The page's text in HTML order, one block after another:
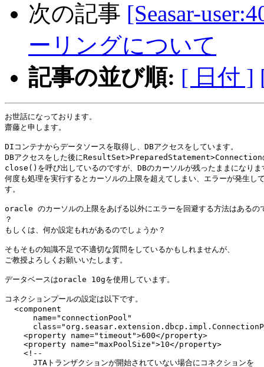
次の記事 [Seasar-
ーリングについて
記事の並び順: [ 日付 ]
お世話になっております。
齋藤と申します。
DIコンテナからデータソースを取得し、DBアクセスをしています。
DBアクセスをした後にResultSet>PreparedStatement>Connection
close()を呼び出しているのですが、DBのカーソルが残ったままになりま
何度も処理を実行するとカーソルの上限を超えてしまい、エラーが発生し
す。
oracle のカーソルの上限をあげる以外にエラーを回避する方法はあるの
？
もしくは、何か設定もれがあるのでしょうか？
そもそもの知識不足で不適切な質問をしているかもしれませんが、
ご教授よろしくお願いいたします。
データベースはoracle 10gを使用しています。
コネクションプールの設定は以下です。
  <component
      name="connectionPool"
    <property name="timeout">600</property>
    <property name="maxPoolSize">10</property>
    <!--
      JTAトランザクションが開始されていない場合にコネクションを